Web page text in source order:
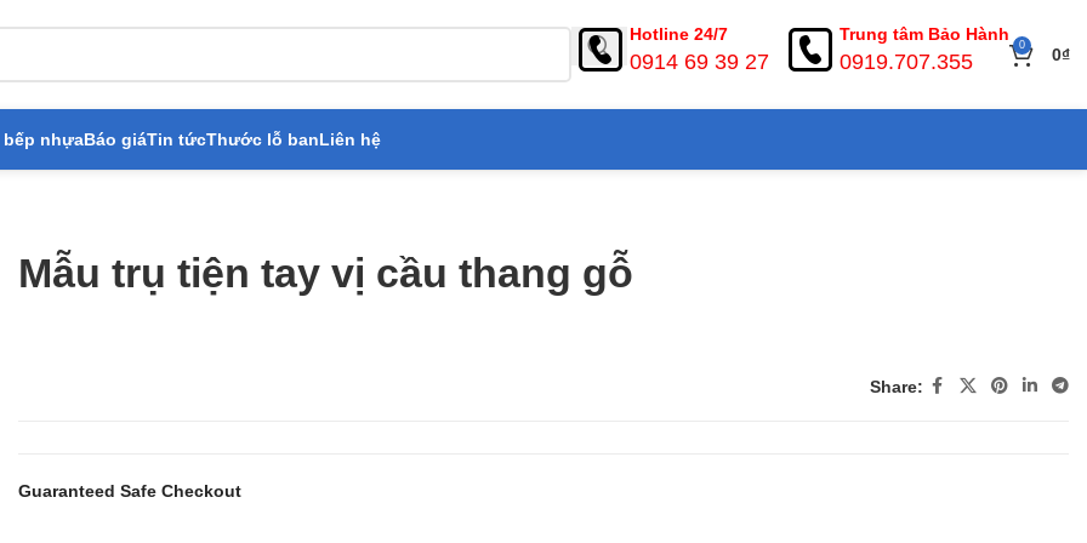
Hotline 24/7
0914 69 39 27
Trung tâm Bảo Hành
0919.707.355
0 0₫
bếp nhựaBáo giáTin tứcThước lỗ banLiên hệ
Mẫu trụ tiện tay vị cầu thang gỗ
Share:
Guaranteed Safe Checkout